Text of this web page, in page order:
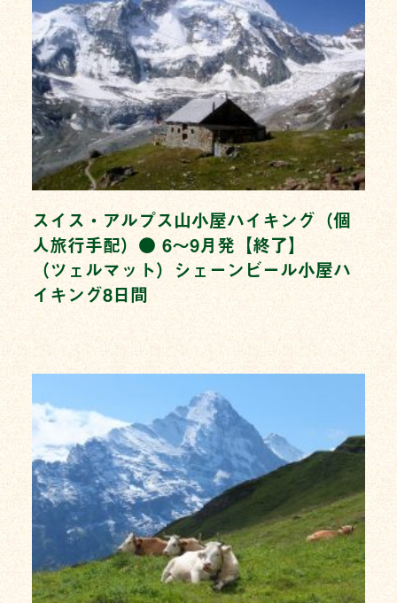
スイス・アルプス山小屋ハイキング（個
人旅行手配）● 6〜9月発【終了】
（ツェルマット）シェーンビール小屋ハ
イキング8日間